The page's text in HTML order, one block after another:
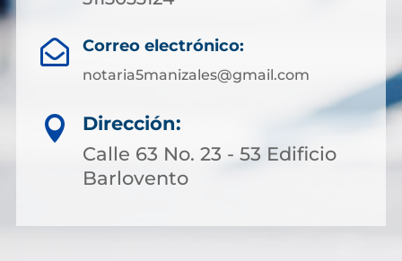
 Correo electrónico:
notaria5manizales@gmail.com

Dirección:
Calle 63 No. 23 - 53 Edificio
Barlovento